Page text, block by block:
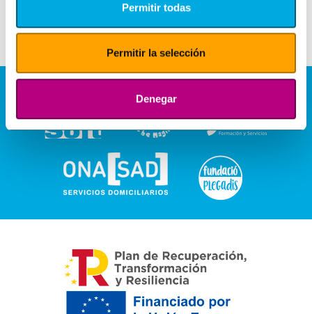
Permitir todas
Permitir la selección
Denegar